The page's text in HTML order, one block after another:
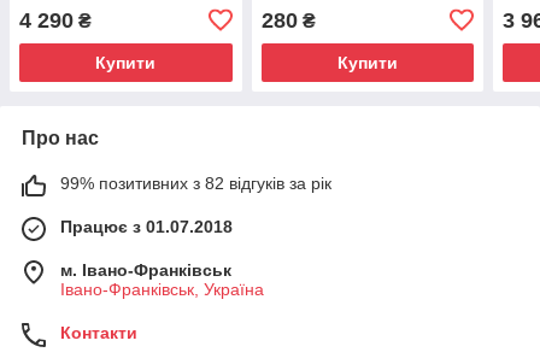
4 290 ₴
Купити
280₴
Купити
3
Про нас
99% позитивних з 82 відгуків за рік
Працює з 01.07.2018
м. Івано-Франківськ
Івано-Франківськ, Україна
Контакти